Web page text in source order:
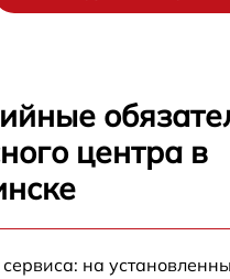
центра в
сервиса: на